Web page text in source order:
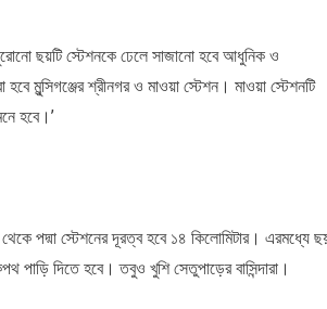
ছয়টি স্টেশনকে ঢেলে সাজানো হবে আধুনিক ও
মুন্সিগঞ্জের শ্রীনগর ও মাওয়া স্টেশন। মাওয়া স্টেশনটি
হবে।’
থেকে পদ্মা স্টেশনের দূরত্ব হবে ১৪ কিলোমিটার। এরমধ্যে
দিতে হবে। তবুও খুশি সেতুপাড়ের বাসিন্দারা।